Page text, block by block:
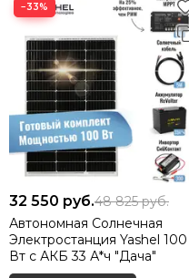
−33%
32 550 руб.48 825руб.
Автономная Солнечная
Электростанция Yashel 100
Вт с АКБ 33 А*ч "Дача"